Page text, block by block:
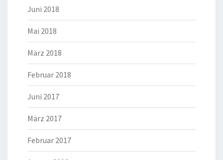
Juni 2018
Mai 2018
März 2018
Februar 2018
Juni 2017
März 2017
Februar 2017